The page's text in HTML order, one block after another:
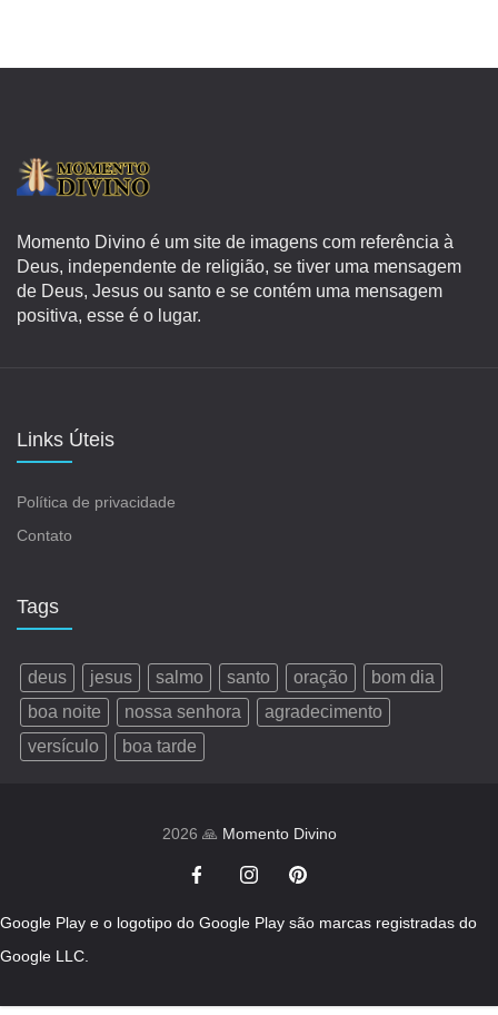
Momento Divino é um site de imagens com referência à
Deus, independente de religião, se tiver uma mensagem
de Deus, Jesus ou santo e se contém uma mensagem
positiva, esse é o lugar.
Links Úteis
Política de privacidade
Contato
Tags
deus jesus salmo santo oração
bom dia
boa noite
nossa senhora
agradecimento
versículo
boa tarde
2026 🙏 Momento Divino
Google Play e o logotipo do Google Play são marcas registradas do
Google LLC.